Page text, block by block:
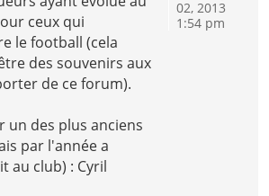
ceux qui
le football (cela
des souvenirs aux
de ce forum).
un des plus anciens
par l'année a
au club) : Cyril
02, 2013
1:54 pm